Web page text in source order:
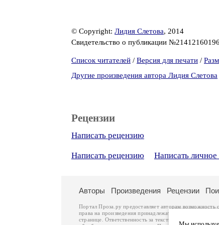
© Copyright: Лидия Слетова, 2014
Свидетельство о публикации
Список читателей / Версия для печати /
Другие произведения автора Лидия Слетова
Рецензии
Написать рецензию
Написать рецензию Написать
Авторы Произведения Рецензии
Портал Проза.ру предоставляет авторам
права на произведения принадлежат авторам и
странице. Ответственность за тексты произведений